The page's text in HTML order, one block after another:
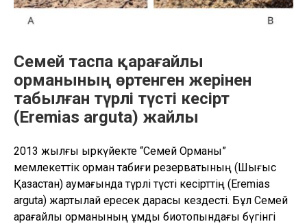
Семей таспа қарағайлы
орманының өртенген жерінен
табылған түрлі түсті кесірт
(Eremias arguta) жайлы
2013 жылғы қыркүйекте “Семей Орманы”
мемлекеттік орман табиғи резерватының (Шығыс
Қазақстан) аумағында түрлі түсті кесірттің (Eremias
arguta) жартылай ересек дарасы кездесті. Бұл Семей
қарағайлы орманының құмды биотопындағы бүгінгі